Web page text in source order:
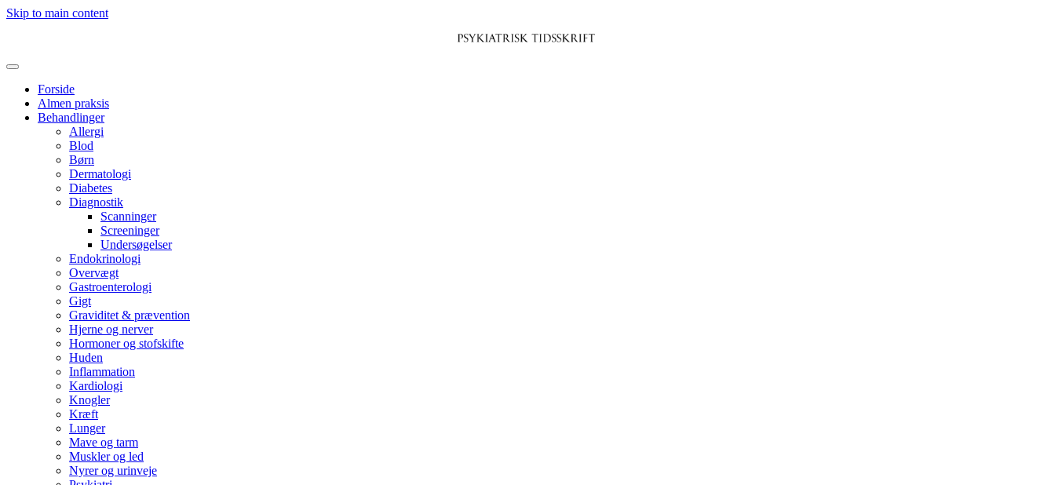
Skip to main content
Forside
Almen praksis
Behandlinger
Allergi
Blod
Børn
Dermatologi
Diabetes
Diagnostik
Scanninger
Screeninger
Undersøgelser
Endokrinologi
Overvægt
Gastroenterologi
Gigt
Graviditet & prævention
Hjerne og nerver
Hormoner og stofskifte
Huden
Inflammation
Kardiologi
Knogler
Kræft
Lunger
Mave og tarm
Muskler og led
Nyrer og urinveje